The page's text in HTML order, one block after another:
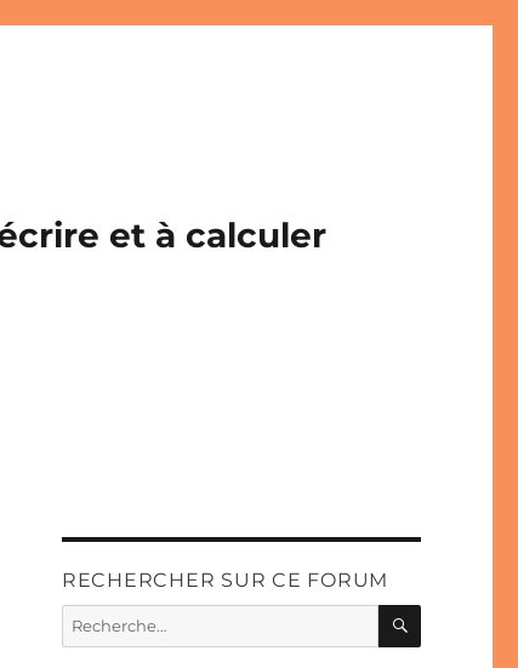
et à calculer
RECHERCHER SUR CE FORUM
Recherche
pour :